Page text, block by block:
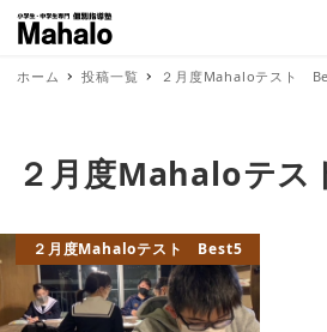
ホーム 投稿一覧 ２月度Mahaloテスト
２月度Mahaloテ
２月度Mahaloテスト Best5